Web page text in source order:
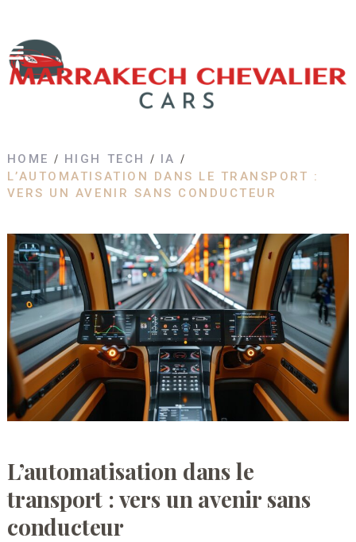
HOME HIGH TECH
IA
L’AUTOMATISATION DANS LE TRANSPORT :
VERS UN AVENIR SANS CONDUCTEUR
L’automatisation dans le
transport : vers un avenir sans
conducteur